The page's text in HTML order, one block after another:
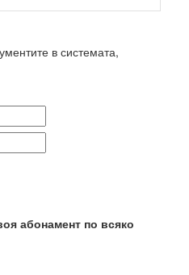
в системата,
абонамент по всяко